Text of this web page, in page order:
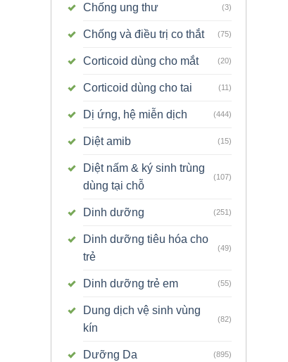
Chống ung thư (3)
Chống và điều trị co thắt (75)
Corticoid dùng cho mắt (20)
Corticoid dùng cho tai (11)
Dị ứng, hệ miễn dịch (444)
Diệt amib (15)
Diệt nấm & ký sinh trùng
dùng tại chỗ
(107)
Dinh dưỡng (251)
Dinh dưỡng tiêu hóa cho
trẻ
(49)
Dinh dưỡng trẻ em (55)
Dung dịch vệ sinh vùng
kín
(82)
Dưỡng Da (895)